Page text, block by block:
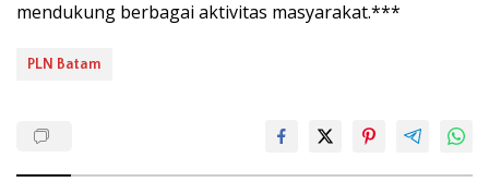
mendukung berbagai aktivitas masyarakat.***
PLN Batam